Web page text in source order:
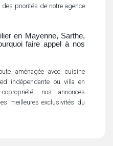
priorités de notre agence
en Mayenne, Sarthe,
faire appel à nos
aménagée avec cuisine
indépendante ou villa en
nos annonces
meilleures exclusivités du